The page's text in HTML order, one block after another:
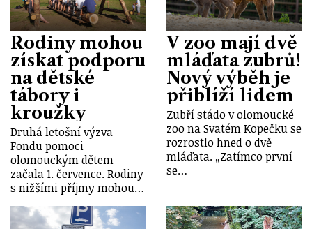
Rodiny mohou
získat podporu
na dětské
tábory i
kroužky
Druhá letošní výzva
Fondu pomoci
olomouckým dětem
začala 1. července. Rodiny
s nižšími příjmy mohou…
V zoo mají dvě
mláďata zubrů!
Nový výběh je
přiblíží lidem
Zubří stádo v olomoucké
zoo na Svatém Kopečku se
rozrostlo hned o dvě
mláďata. „Zatímco první
se…